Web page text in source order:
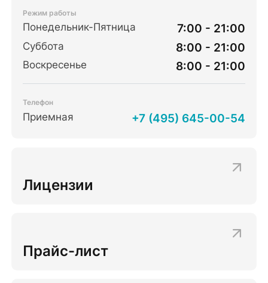
Режим работы
Понедельник-Пятница 7:00 - 21:00
Суббота 8:00 - 21:00
Воскресенье 8:00 - 21:00
Телефон
Приемная +7 (495) 645-00-54
Лицензии
Прайс-лист